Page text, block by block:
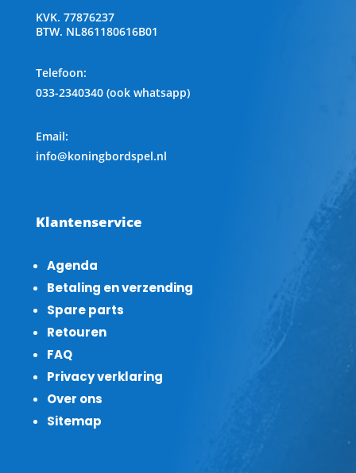
KVK. 77876237
BTW. NL861180616B01
Telefoon:
033-2340340 (ook whatsapp)
Email:
info@koningbordspel.nl
Klantenservice
Agenda
Betaling en verzending
Spare parts
Retouren
FAQ
Privacy verklaring
Over ons
Sitemap